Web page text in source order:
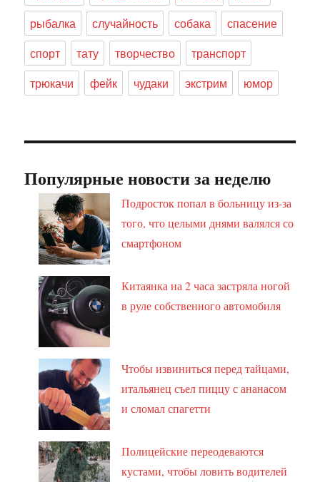
рыбалка
случайность собака
спасение
спорт
тату творчество
транспорт
трюкачи
фейк чудаки экстрим юмор
Популярные новости за неделю
Подросток попал в больницу из-за
того, что целыми днями валялся со
смартфоном
Китаянка на 2 часа застряла ногой
в руле собственного автомобиля
Чтобы извиниться перед тайцами,
итальянец съел пиццу с ананасом
и сломал спагетти
Полицейские переодеваются
кустами, чтобы ловить водителей